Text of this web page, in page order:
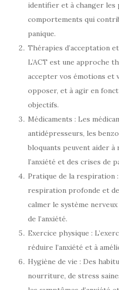
identifier et à changer les
comportements qui
panique.
Thérapies d’acceptation
L’ACT est une approche
accepter vos émotions et
opposer, et à agir en
objectifs.
Médicaments : Les
antidépresseurs, les
bloquants peuvent aider à
l’anxiété et des crises de
Pratique de la respiration
respiration profonde et
calmer le système
de l’anxiété.
Exercice physique :
réduire l’anxiété et à
Hygiène de vie : Des
nourriture, de stress